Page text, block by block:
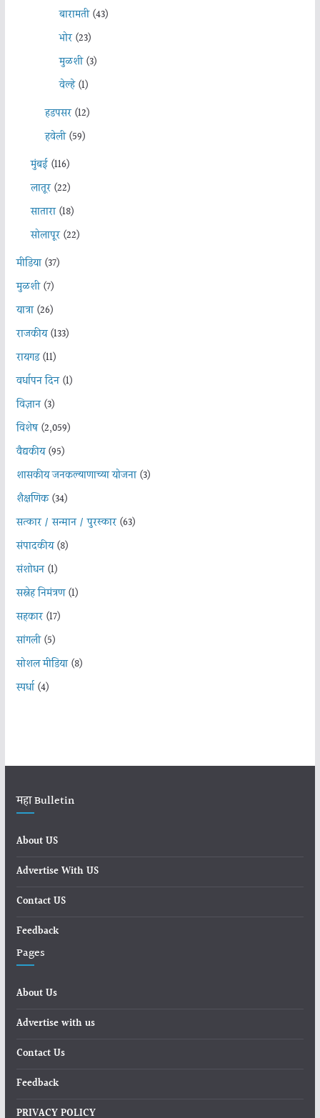
बारामती(43)
भोर(23)
मुळशी(3)
वेल्हे(1)
हडपसर(12)
हवेली(59)
मुंबई(116)
लातूर(22)
सातारा(18)
सोलापूर(22)
मीडिया(37)
मुळशी(7)
यात्रा(26)
राजकीय(133)
रायगड(11)
वर्धापन दिन(1)
विज्ञान(3)
विशेष(2,059)
वैद्यकीय(95)
शासकीय जनकल्याणाच्या योजना(3)
शैक्षणिक(34)
सत्कार / सन्मान / पुरस्कार(63)
संपादकीय(8)
संशोधन(1)
सस्नेह निमंत्रण(1)
सहकार(17)
सांगली(5)
सोशल मीडिया(8)
स्पर्धा(4)
महा Bulletin
About US
Advertise With US
Contact US
Feedback
Pages
About Us
Advertise with us
Contact Us
Feedback
PRIVACY POLICY